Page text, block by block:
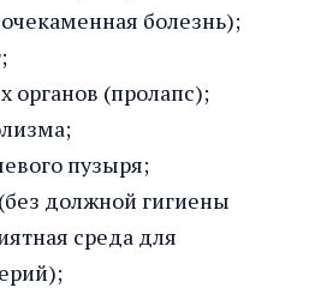
болезнь);
органов (пролапс);
пузыря;
должной гигиены
среда для